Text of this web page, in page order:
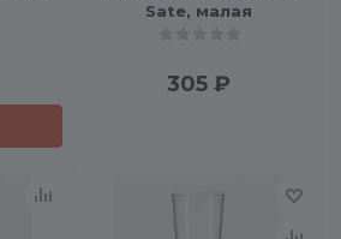
Sate, малая
305₽